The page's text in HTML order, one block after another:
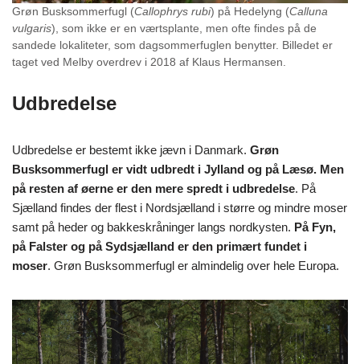
Grøn Busksommerfugl (Callophrys rubi) på Hedelyng (Calluna
vulgaris), som ikke er en værtsplante, men ofte findes på de
sandede lokaliteter, som dagsommerfuglen benytter. Billedet er
taget ved Melby overdrev i 2018 af Klaus Hermansen.
Udbredelse
Udbredelse er bestemt ikke jævn i Danmark. Grøn
Busksommerfugl er vidt udbredt i Jylland og på Læsø. Men
på resten af øerne er den mere spredt i udbredelse. På
Sjælland findes der flest i Nordsjælland i større og mindre moser
samt på heder og bakkeskråninger langs nordkysten. På Fyn,
på Falster og på Sydsjælland er den primært fundet i
moser. Grøn Busksommerfugl er almindelig over hele Europa.